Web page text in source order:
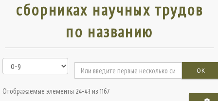
сборниках научных трудов
по названию
OK
Отображаемые элементы 24-43 из 1167